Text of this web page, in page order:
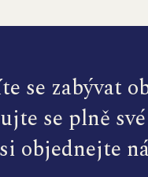
se zabývat
se plně
objednejte